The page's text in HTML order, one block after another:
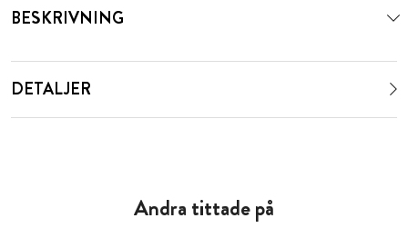
BESKRIVNING
DETALJER
Andra tittade på